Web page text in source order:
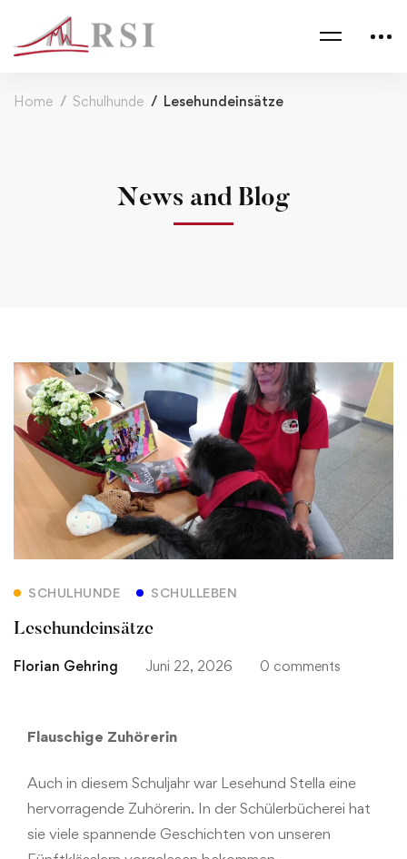
Home Schulhunde Lesehundeinsätze
News and Blog
SCHULHUNDE SCHULLEBEN
Lesehundeinsätze
Florian Gehring Juni 22, 2026 0 comments
Flauschige Zuhörerin
Auch in diesem Schuljahr war Lesehund Stella eine
hervorragende Zuhörerin. In der Schülerbücherei hat
sie viele spannende Geschichten von unseren